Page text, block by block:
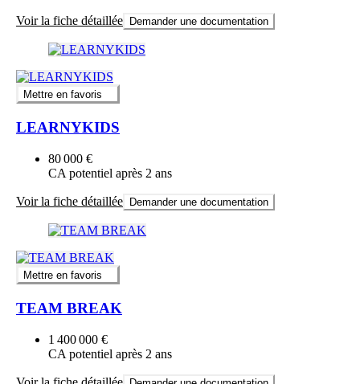
Voir la fiche détaillée Demander une documentation
Mettre en favoris
LEARNYKIDS
80 000 €
CA potentiel après 2 ans
Voir la fiche détaillée Demander une documentation
Mettre en favoris
TEAM BREAK
1 400 000 €
CA potentiel après 2 ans